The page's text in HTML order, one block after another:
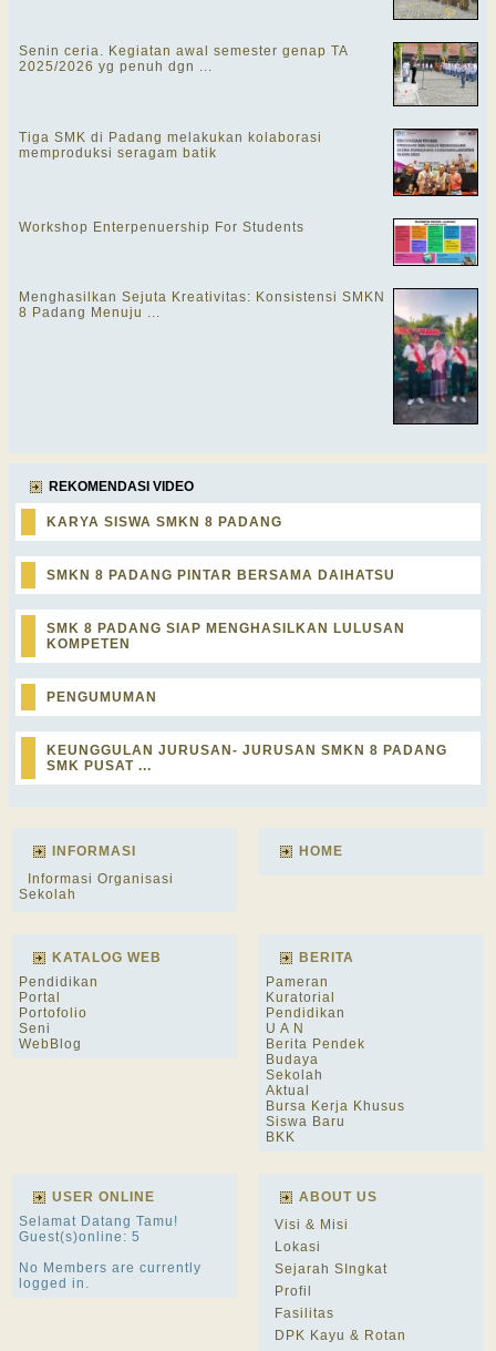
Senin ceria. Kegiatan awal semester genap TA
2025/2026 yg penuh dgn ...
Tiga SMK di Padang melakukan kolaborasi
memproduksi seragam batik
Workshop Enterpenuership For Students
Menghasilkan Sejuta Kreativitas: Konsistensi SMKN
8 Padang Menuju ...
REKOMENDASI VIDEO
KARYA SISWA SMKN 8 PADANG
SMKN 8 PADANG PINTAR BERSAMA DAIHATSU
SMK 8 PADANG SIAP MENGHASILKAN LULUSAN
KOMPETEN
PENGUMUMAN
KEUNGGULAN JURUSAN- JURUSAN SMKN 8 PADANG
SMK PUSAT ...
INFORMASI
Informasi Organisasi
Sekolah
HOME
KATALOG WEB
Pendidikan
Portal
Portofolio
Seni
WebBlog
BERITA
Pameran
Kuratorial
Pendidikan
U A N
Berita Pendek
Budaya
Sekolah
Aktual
Bursa Kerja Khusus
Siswa Baru
BKK
USER ONLINE
Selamat Datang Tamu!
Guest(s)online: 5
No Members are currently
logged in.
ABOUT US
Visi & Misi
Lokasi
Sejarah SIngkat
Profil
Fasilitas
DPK Kayu & Rotan